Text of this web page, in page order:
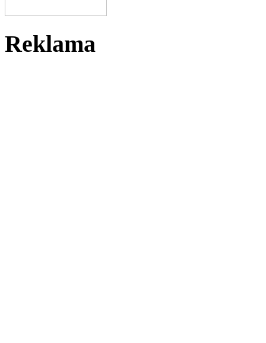
Reklama